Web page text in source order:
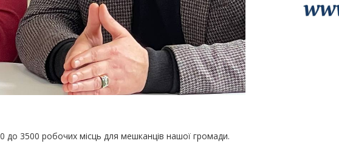
до 3500 робочих місць для мешканців нашої громади.